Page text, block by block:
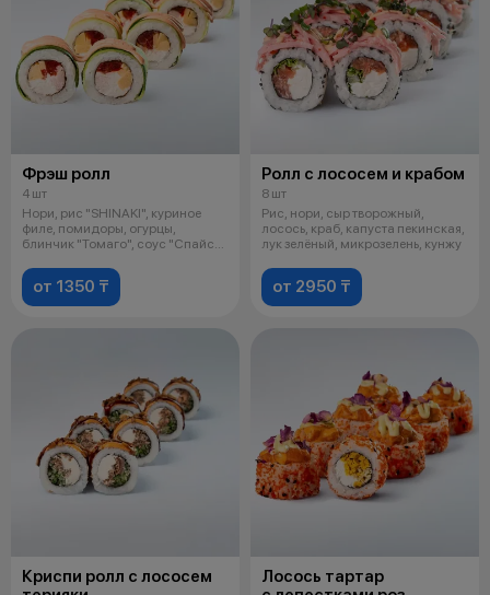
Фрэш ролл
4 шт
Нори, рис "SHINAKI", куриное
филе, помидоры, огурцы,
блинчик "Томаго", соус "Спайси"
от 1350 ₸
Ролл с лососем и крабом
8 шт
Рис, нори, сыр творожный,
лосось, краб, капуста пекинская,
лук зелёный, микрозелень, кунжу
от 2950 ₸
Криспи ролл с лососем
Лосось тартар